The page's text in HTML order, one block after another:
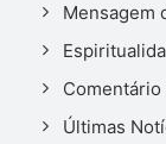
Mensagem
Últimas